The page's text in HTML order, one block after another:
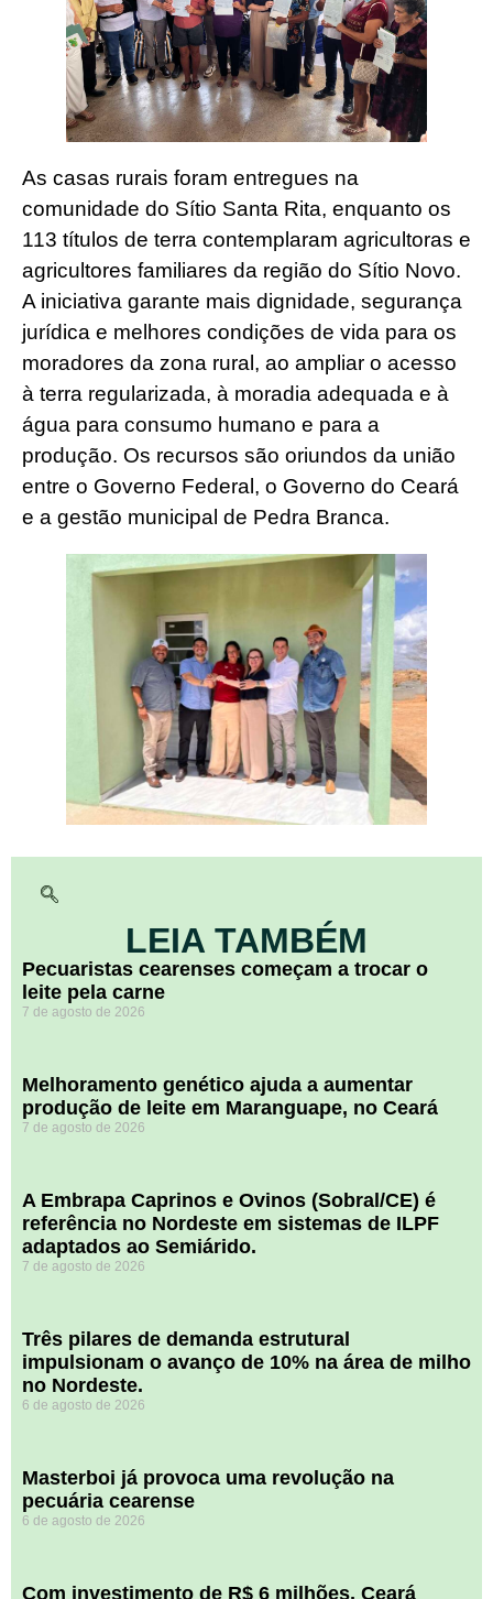
As casas rurais foram entregues na
comunidade do Sítio Santa Rita, enquanto os
113 títulos de terra contemplaram agricultoras e
agricultores familiares da região do Sítio Novo.
A iniciativa garante mais dignidade, segurança
jurídica e melhores condições de vida para os
moradores da zona rural, ao ampliar o acesso
à terra regularizada, à moradia adequada e à
água para consumo humano e para a
produção. Os recursos são oriundos da união
entre o Governo Federal, o Governo do Ceará
e a gestão municipal de Pedra Branca.
LEIA TAMBÉM
Pecuaristas cearenses começam a trocar o
leite pela carne
7 de agosto de 2026
Melhoramento genético ajuda a aumentar
produção de leite em Maranguape, no Ceará
7 de agosto de 2026
A Embrapa Caprinos e Ovinos (Sobral/CE) é
referência no Nordeste em sistemas de ILPF
adaptados ao Semiárido.
7 de agosto de 2026
​Três pilares de demanda estrutural
impulsionam o avanço de 10% na área de milho
no Nordeste.
6 de agosto de 2026
Masterboi já provoca uma revolução na
pecuária cearense
6 de agosto de 2026
Com investimento de R$ 6 milhões, Ceará